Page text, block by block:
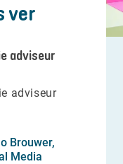
ver
adviseur
adviseur
Brouwer,
Media